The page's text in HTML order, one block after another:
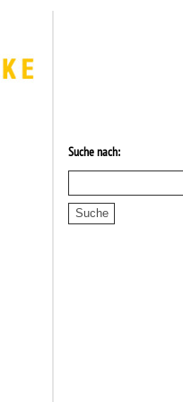
Suche nach: